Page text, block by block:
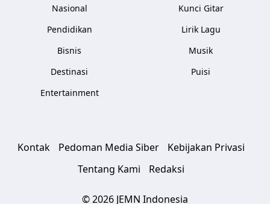
Nasional
Pendidikan
Bisnis
Destinasi
Entertainment
Kunci Gitar
Lirik Lagu
Musik
Puisi
Kontak Pedoman Media Siber
Kebijakan Privasi
Tentang Kami
Redaksi
© 2026 JEMN Indonesia